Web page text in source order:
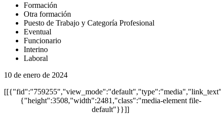
Formación
Otra formación
Puesto de Trabajo y Categoría Profesional
Eventual
Funcionario
Interino
Laboral
10 de enero de 2024
{"height":3508,"width":2481,"class":"media-element file-
default"}}]]